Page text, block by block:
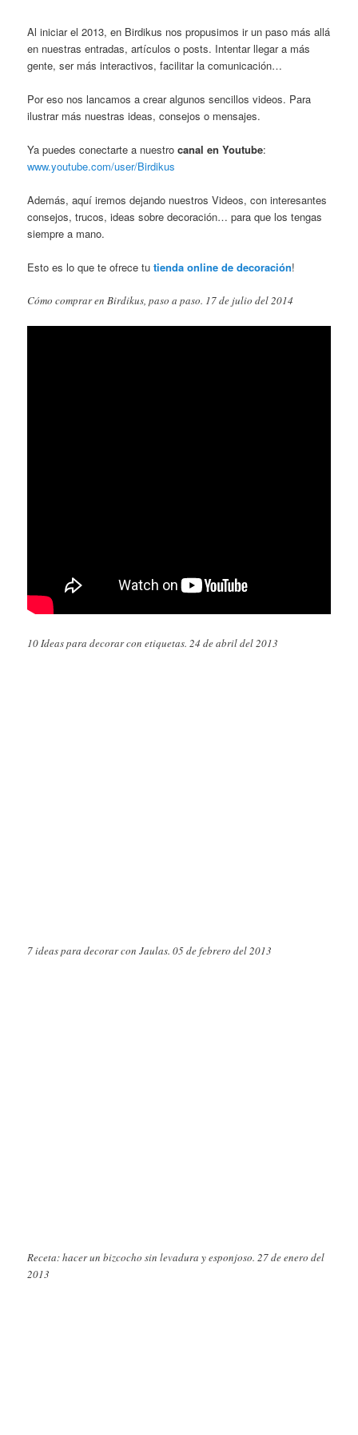
Al iniciar el 2013, en Birdikus nos propusimos ir un paso más allá
en nuestras entradas, artículos o posts. Intentar llegar a más
gente, ser más interactivos, facilitar la comunicación…
Por eso nos lancamos a crear algunos sencillos videos. Para
ilustrar más nuestras ideas, consejos o mensajes.
Ya puedes conectarte a nuestrocanal en Youtube:
www.youtube.com/user/Birdikus
Además, aquí iremos dejando nuestros Videos, con interesantes
consejos, trucos, ideas sobre decoración… para que los tengas
siempre a mano.
Esto es lo que te ofrece tutienda online de decoración!
Cómo comprar en Birdikus, paso a paso. 17 de julio del 2014
10 Ideas para decorar con etiquetas. 24 de abril del 2013
7 ideas para decorar con Jaulas. 05 de febrero del 2013
Receta: hacer un bizcocho sin levadura y esponjoso. 27 de enero del
2013